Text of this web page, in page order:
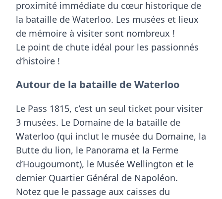
proximité immédiate du cœur historique de
la bataille de Waterloo. Les musées et lieux
de mémoire à visiter sont nombreux !
Le point de chute idéal pour les passionnés
d’histoire !
Autour de la bataille de Waterloo
Le Pass 1815, c’est un seul ticket pour visiter
3 musées. Le Domaine de la bataille de
Waterloo (qui inclut le musée du Domaine, la
Butte du lion, le Panorama et la Ferme
d’Hougoumont), le Musée Wellington et le
dernier Quartier Général de Napoléon.
Notez que le passage aux caisses du